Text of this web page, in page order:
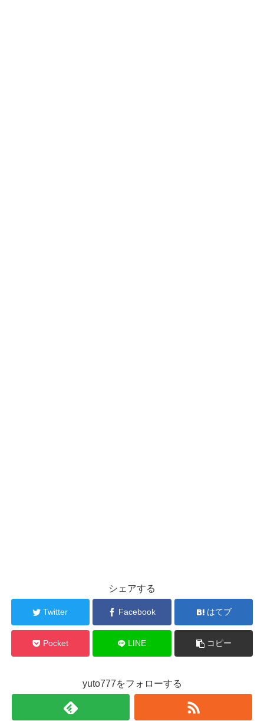
シェアする
Twitter Facebook はてブ
Pocket LINE コピー
yuto777をフォローする